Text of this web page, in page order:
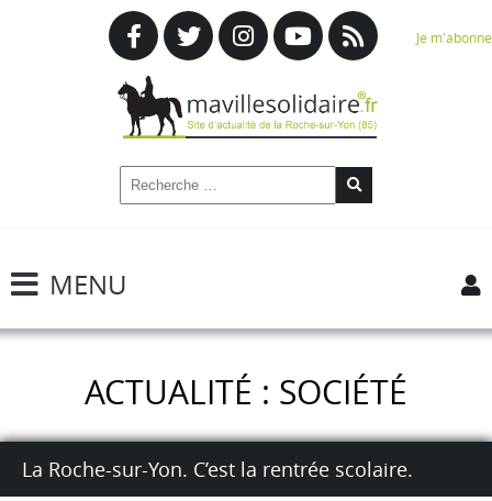
Je m'abonne
MENU
ACTUALITÉ : SOCIÉTÉ
La Roche-sur-Yon. C’est la rentrée scolaire.